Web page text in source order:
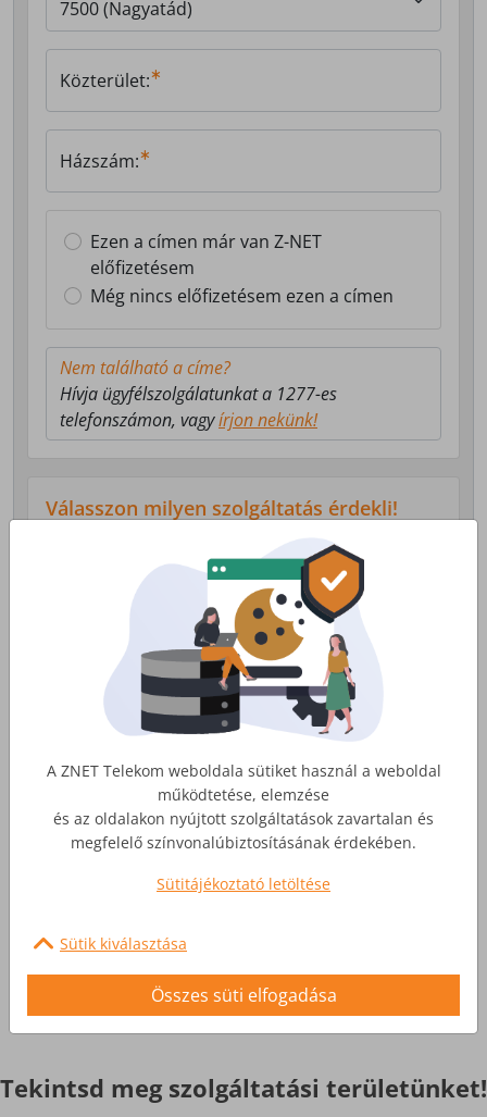
Közterület:
Házszám:
Ezen a címen már van Z-NET
előfizetésem
Még nincs előfizetésem ezen a címen
Nem található a címe?
Hívja ügyfélszolgálatunkat a 1277-es
telefonszámon, vagyírjon nekünk!
Válasszon milyen szolgáltatás érdekli!
Lakossági Internet
Otthoni internet, telefon és tv
szolgáltatás
Érdekel
Üzleti Internet
szolgáltatások
Tekintsd meg szolgáltatási területünket!
A ZNET Telekom weboldala sütiket használ a weboldal
működtetése, elemzése
és az oldalakon nyújtott szolgáltatások zavartalan és
megfelelő színvonalúbiztosításának érdekében.
Sütitájékoztató letöltése
Sütik kiválasztása
Összes süti elfogadása